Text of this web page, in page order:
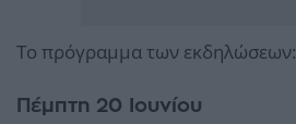
Το πρόγραμμα των εκδηλώσεων:
Πέμπτη 20 Ιουνίου